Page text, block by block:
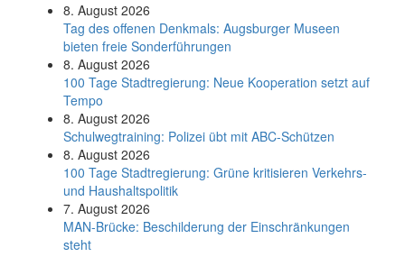
8. August 2026
Tag des offenen Denkmals: Augsburger Museen
bieten freie Sonderführungen
8. August 2026
100 Tage Stadtregierung: Neue Kooperation setzt auf
Tempo
8. August 2026
Schul­weg­trai­ning: Poli­zei übt mit ABC-Schüt­zen
8. August 2026
100 Tage Stadtregierung: Grüne kritisieren Verkehrs-
und Haushaltspolitik
7. August 2026
MAN-Brücke: Beschilderung der Einschränkungen
steht